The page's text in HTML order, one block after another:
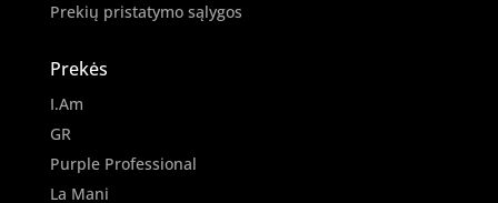
Prekių pristatymo sąlygos
Prekės
I.Am
GR
Purple Professional
La Mani